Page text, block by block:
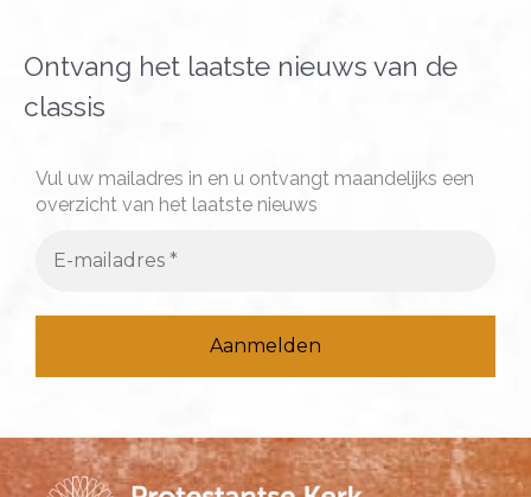
k
n
Ontvang het laatste nieuws van de
classis
Vul uw mailadres in en u ontvangt maandelijks een
overzicht van het laatste nieuws